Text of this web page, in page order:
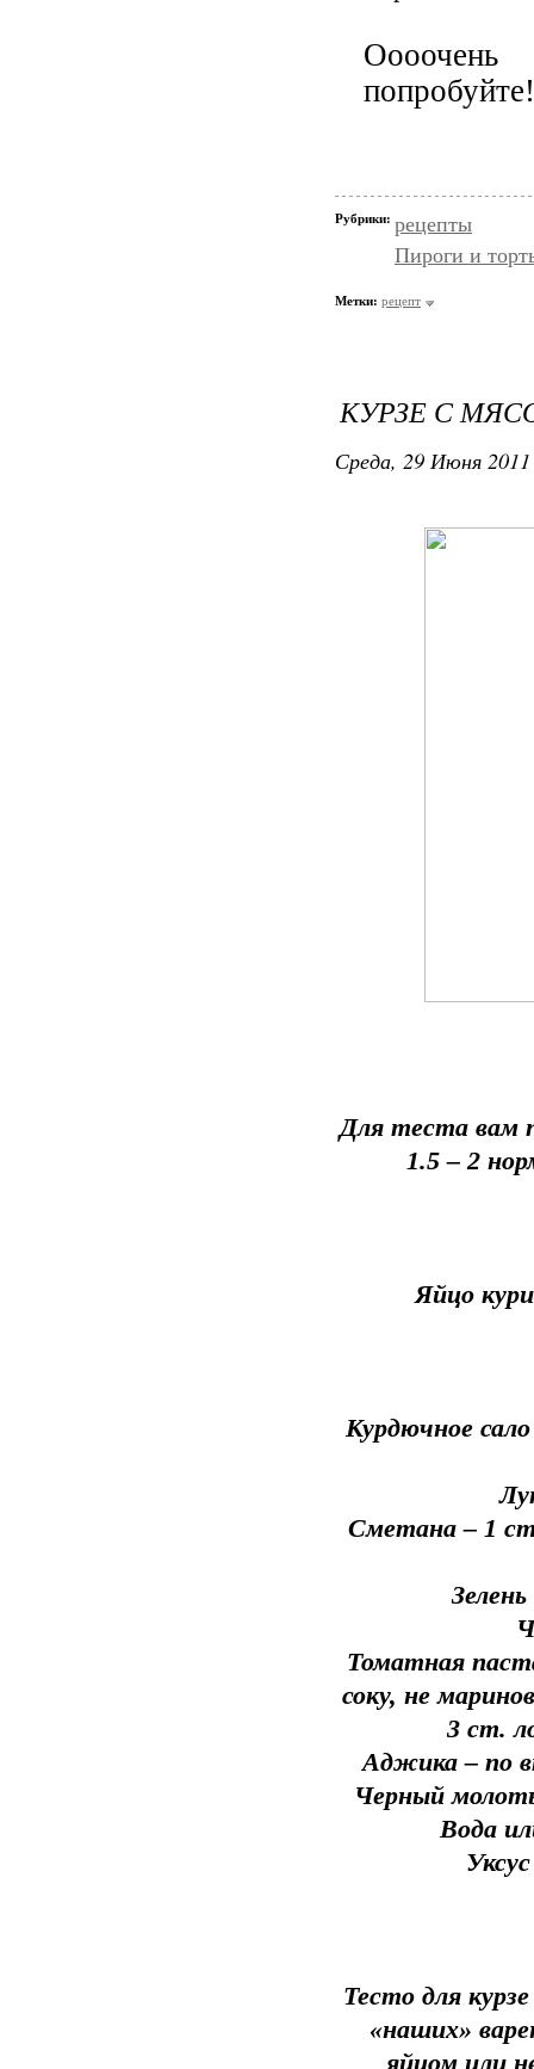
Оооочень
попробуйте!
Рубрики: рецепты
Пироги и
Метки: рецепт
КУРЗЕ С
Среда, 29 Июня
Для теста вам
1.5 – 2
Яйцо
Курдючное
Сметана – 1
Томатная
соку, не
3 ст.
Аджика – по
Черный
Вода
Тесто для
«наших»
яйцом или